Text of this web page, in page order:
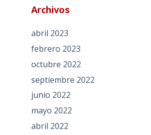
Archivos
abril 2023
febrero 2023
octubre 2022
septiembre 2022
junio 2022
mayo 2022
abril 2022